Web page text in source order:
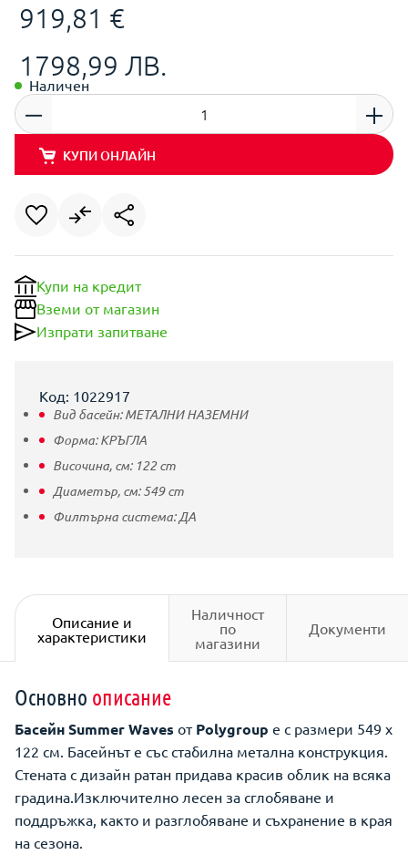
919,81 €
1798,99 ЛВ.
Наличен
КУПИ ОНЛАЙН
Купи на кредит
Вземи от магазин
Изпрати запитване
Код: 1022917
Вид басейн:МЕТАЛНИ НАЗЕМНИ
Форма:КРЪГЛА
Височина, см: 122cm
Диаметър, см:549cm
Филтърна система:ДА
Описание и
характеристики
Наличност
по
магазини
Документи
Основно описание
БасейнSummer Waves от Polygroup е с размери 549 х
122 см. Басейнът е със стабилна метална конструкция.
Стената с дизайн ратан придава красив облик на всяка
градина.Изключително лесен за сглобяване и
поддръжка, както и разглобяване и съхранение в края
на сезона.